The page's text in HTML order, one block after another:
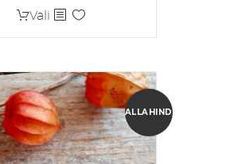
Vali Sellel
tootel
mitu
varianti.
Valikuid
saab
teha
ALLAHINDLUS!